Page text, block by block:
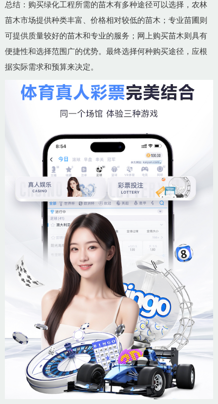
总结：购买绿化工程所需的苗木有多种途径可以选择，农林
苗木市场提供种类丰富、价格相对较低的苗木；专业苗圃则
可提供质量较好的苗木和专业的服务；网上购买苗木则具有
便捷性和选择范围广的优势。最终选择何种购买途径，应根
据实际需求和预算来决定。